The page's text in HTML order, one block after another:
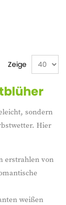
Zeige
sondern
Hier
erstrahlen von
weißen